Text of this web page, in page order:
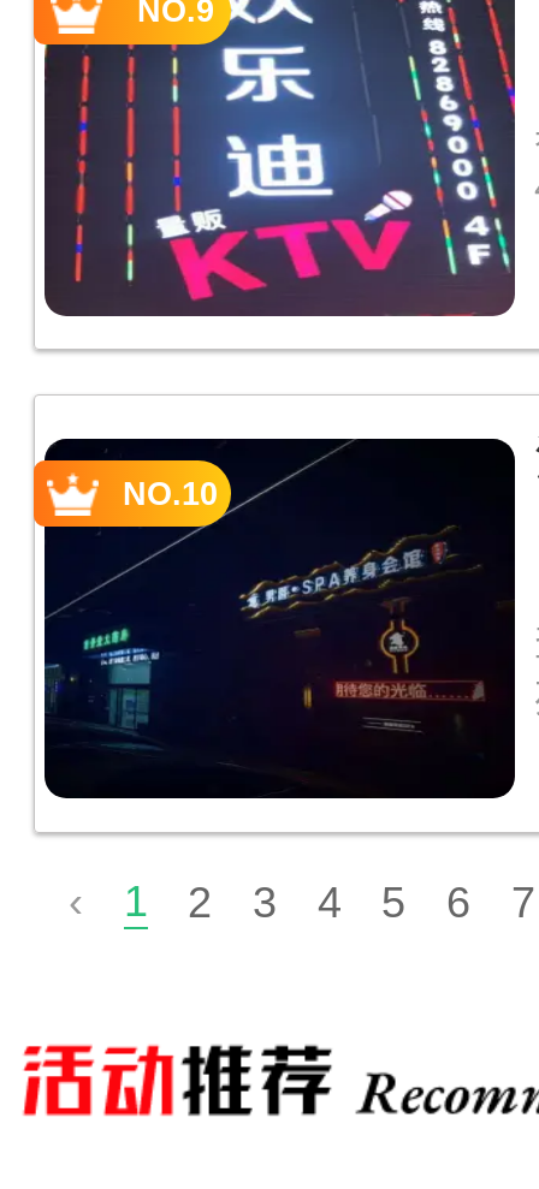
NO.9
NO.10
‹ 1 2 3 4 5 6 7